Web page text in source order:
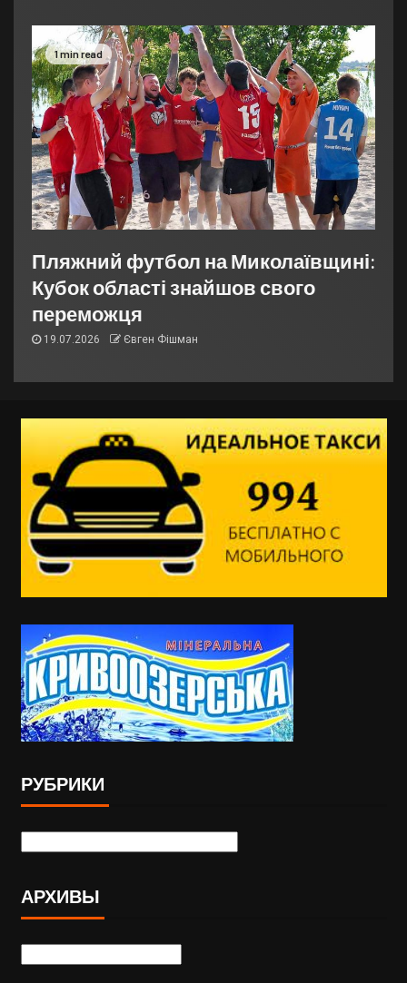
1 min read
Пляжний футбол на Миколаївщині:
Кубок області знайшов свого
переможця
19.07.2026 Євген Фішман
РУБРИКИ
АРХИВЫ